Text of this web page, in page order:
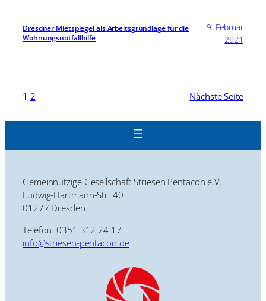
Dresdner Mietspiegel als Arbeitsgrundlage für die
Wohnungsnotfallhilfe
9. Februar
2021
1 2 Nächste Seite
Gemeinnützige Gesellschaft Striesen Pentacon e.V.
Ludwig-Hartmann-Str. 40
01277 Dresden
Telefon 0351 312 24 17
info@striesen-pentacon.de